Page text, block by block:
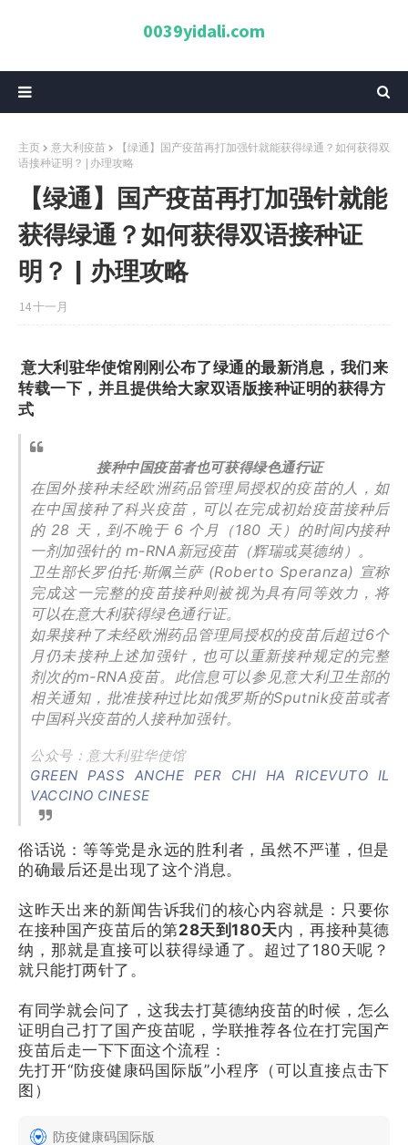
0039yidali.com
主页 意大利疫苗
【绿通】国产疫苗再打加强针就能获得绿通？如何获得双
语接种证明？ | 办理攻略
【绿通】国产疫苗再打加强针就能
获得绿通？如何获得双语接种证
明？ | 办理攻略
14 十一月
意大利驻华使馆刚刚公布了绿通的最新消息，我们来
转载一下，并且提供给大家双语版接种证明的获得方
式
接种中国疫苗者也可获得绿色通行证
在国外接种未经欧洲药品管理局授权的疫苗的人，如
在中国接种了科兴疫苗，可以在完成初始疫苗接种后
的 28 天，到不晚于 6 个月（180 天）的时间内接种
一剂加强针的 m-RNA新冠疫苗（辉瑞或莫德纳）。
卫生部长罗伯托·斯佩兰萨 (Roberto Speranza) 宣称
完成这一完整的疫苗接种则被视为具有同等效力，将
可以在意大利获得绿色通行证。
如果接种了未经欧洲药品管理局授权的疫苗后超过6个
月仍未接种上述加强针，也可以重新接种规定的完整
剂次的m-RNA疫苗。此信息可以参见意大利卫生部的
相关通知，批准接种过比如俄罗斯的Sputnik疫苗或者
中国科兴疫苗的人接种加强针。
公众号：意大利驻华使馆
GREEN PASS ANCHE PER CHI HA RICEVUTO IL
VACCINO CINESE
俗话说：等等党是永远的胜利者，虽然不严谨，但是
的确最后还是出现了这个消息。
这昨天出来的新闻告诉我们的核心内容就是：只要你
在接种国产疫苗后的第28天到180天内，再接种莫德
纳，那就是直接可以获得绿通了。超过了180天呢？
就只能打两针了。
有同学就会问了，这我去打莫德纳疫苗的时候，怎么
证明自己打了国产疫苗呢，学联推荐各位在打完国产
疫苗后走一下下面这个流程：
先打开“防疫健康码国际版”小程序（可以直接点击下
图）
防疫健康码国际版